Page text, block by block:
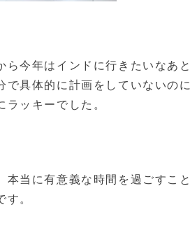
今年はインドに行きたいなあと
具体的に計画をしていないのに
ッキーでした。
当に有意義な時間を過ごすこと
。